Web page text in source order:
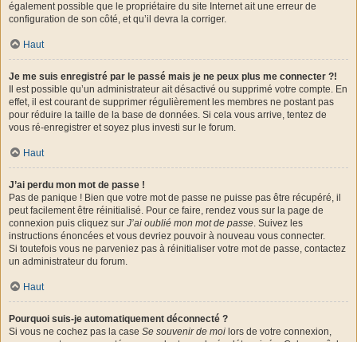
également possible que le propriétaire du site Internet ait une erreur de
configuration de son côté, et qu’il devra la corriger.
Haut
Je me suis enregistré par le passé mais je ne peux plus me connecter ?!
Il est possible qu’un administrateur ait désactivé ou supprimé votre compte. En
effet, il est courant de supprimer régulièrement les membres ne postant pas
pour réduire la taille de la base de données. Si cela vous arrive, tentez de
vous ré-enregistrer et soyez plus investi sur le forum.
Haut
J’ai perdu mon mot de passe !
Pas de panique ! Bien que votre mot de passe ne puisse pas être récupéré, il
peut facilement être réinitialisé. Pour ce faire, rendez vous sur la page de
connexion puis cliquez sur J’ai oublié mon mot de passe. Suivez les
instructions énoncées et vous devriez pouvoir à nouveau vous connecter.
Si toutefois vous ne parveniez pas à réinitialiser votre mot de passe, contactez
un administrateur du forum.
Haut
Pourquoi suis-je automatiquement déconnecté ?
Si vous ne cochez pas la case Se souvenir de moi lors de votre connexion,